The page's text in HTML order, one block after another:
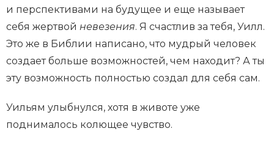
и перспективами на будущее и еще называет
себя жертвой невезения. Я счастлив за тебя, Уилл.
Это же в Библии написано, что мудрый человек
создает больше возможностей, чем находит? А ты
эту возможность полностью создал для себя сам.
Уильям улыбнулся, хотя в животе уже
поднималось колющее чувство.